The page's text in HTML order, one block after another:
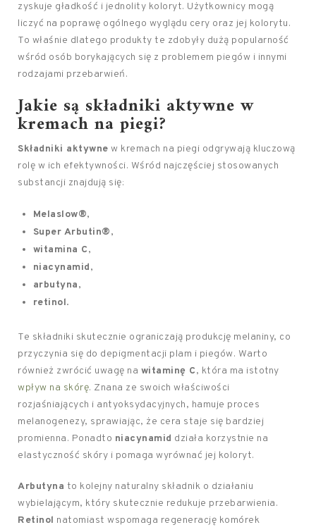
zyskuje gładkość i jednolity koloryt. Użytkownicy mogą
liczyć na poprawę ogólnego wyglądu cery oraz jej kolorytu.
To właśnie dlatego produkty te zdobyły dużą popularność
wśród osób borykających się z problemem piegów i innymi
rodzajami przebarwień.
Jakie są składniki aktywne w
kremach na piegi?
Składniki aktywne w kremach na piegi odgrywają kluczową
rolę w ich efektywności. Wśród najczęściej stosowanych
substancji znajdują się:
Melaslow®,
Super Arbutin®,
witamina C,
niacynamid,
arbutyna,
retinol.
Te składniki skutecznie ograniczają produkcję melaniny, co
przyczynia się do depigmentacji plam i piegów. Warto
również zwrócić uwagę na witaminę C, która ma istotny
wpływ na skórę. Znana ze swoich właściwości
rozjaśniających i antyoksydacyjnych, hamuje proces
melanogenezy, sprawiając, że cera staje się bardziej
promienna. Ponadto niacynamid działa korzystnie na
elastyczność skóry i pomaga wyrównać jej koloryt.
Arbutyna to kolejny naturalny składnik o działaniu
wybielającym, który skutecznie redukuje przebarwienia.
Retinol natomiast wspomaga regenerację komórek